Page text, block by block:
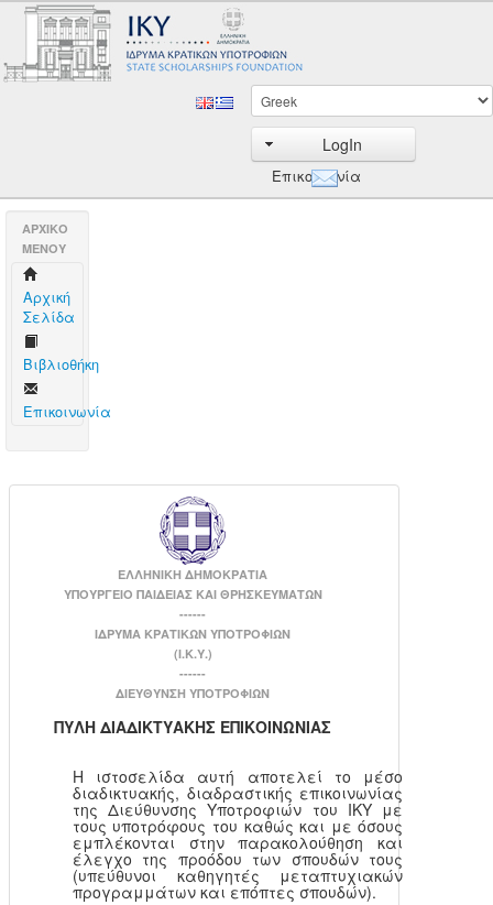
LogIn
Επικοινωνία
AΡΧΙΚΟ
ΜΕΝΟΥ
Aρχική
Σελίδα
Βιβλιοθήκη
Επικοινωνία
ΕΛΛΗΝΙΚΗ ΔΗΜΟΚΡΑΤΙΑ
ΥΠΟΥΡΓΕΙΟ ΠΑΙΔΕΙΑΣ ΚΑΙ ΘΡΗΣΚΕΥΜΑΤΩΝ
------
ΙΔΡΥΜΑ ΚΡΑΤΙΚΩΝ ΥΠΟΤΡΟΦΙΩΝ
(Ι.Κ.Υ.)
------
ΔΙΕΥΘΥΝΣΗ ΥΠΟΤΡΟΦΙΩΝ
ΠΥΛΗ ΔΙΑΔΙΚΤΥΑΚΗΣ ΕΠΙΚΟΙΝΩΝΙΑΣ
Η ιστοσελίδα αυτή αποτελεί το μέσο
διαδικτυακής, διαδραστικής επικοινωνίας
της Διεύθυνσης Υποτροφιών του ΙΚΥ με
τους υποτρόφους του καθώς και με όσους
εμπλέκονται στην παρακολούθηση και
έλεγχο της προόδου των σπουδών τους
(υπεύθυνοι καθηγητές μεταπτυχιακών
προγραμμάτων και επόπτες σπουδών).